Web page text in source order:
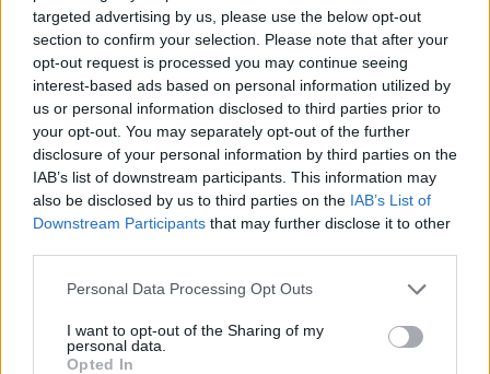
targeted advertising by us, please use the below opt-out
section to confirm your selection. Please note that after your
opt-out request is processed you may continue seeing
interest-based ads based on personal information utilized by
us or personal information disclosed to third parties prior to
your opt-out. You may separately opt-out of the further
disclosure of your personal information by third parties on the
IAB’s list of downstream participants. This information may
also be disclosed by us to third parties on the IAB’s List of
Downstream Participants that may further disclose it to other
Personal Data Processing Opt Outs
I want to opt-out of the Sharing of my
personal data.
Opted In
Athens Science Festival 2022: Οι
«Κόσμοι του Αύριο» έρχονται
στην Τεχνόπολη του Δήμου
Αθηναίων
130 ερευνητικοί, ακαδημαϊκοί,
εκπαιδευτικοί οργανισμοί, 70 διαφορετικά
διαδραστικά δρώμενα, 5 εργαστ...
07.10.2022